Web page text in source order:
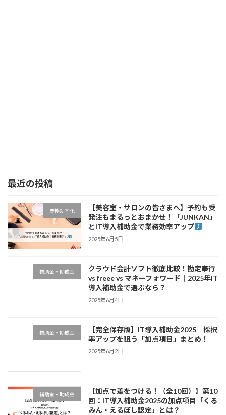
最近の投稿
業務効率化
【美容室・サロンの皆さまへ】予約も受
発注もまるっとおまかせ！「JUNKAN」
とIT導入補助金で業務効率アップ
2025年6月5日
補助金・助成金
クラウド会計ソフト徹底比較！勘定奉行
vs freee vs マネーフォワード｜2025年IT
導入補助金で選ぶなら？
2025年6月4日
補助金・助成金
【完全保存版】IT導入補助金2025｜採択
率アップを狙う「加点項目」まとめ！
2025年6月2日
補助金・助成金
【加点で差をつける！（全10回）】第10
回：IT導入補助金2025の加点項目「くる
みん・えるぼし認定」とは？